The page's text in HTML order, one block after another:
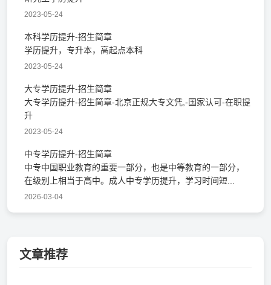
2023-05-24
本科学历提升-招生简章
学历提升，专升本，高起点本科
2023-05-24
大专学历提升-招生简章
大专学历提升-招生简章-北京正规大专文凭,-国家认可-在职提
升
2023-05-24
中专学历提升-招生简章
中专中国职业教育的重要一部分，也是中等教育的一部分，
在级别上相当于高中。成人中专学历提升，学习时间短...
2026-03-04
文章推荐